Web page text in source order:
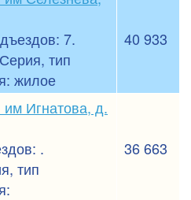
7.
тип
жилое
40 933
им Игнатова, д.
.
тип
36 663